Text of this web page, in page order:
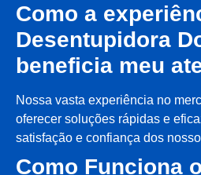
Como a
Desentupidora
beneficia meu
Nossa vasta experiência no
oferecer soluções rápidas e
satisfação e confiança dos
Como Funciona o